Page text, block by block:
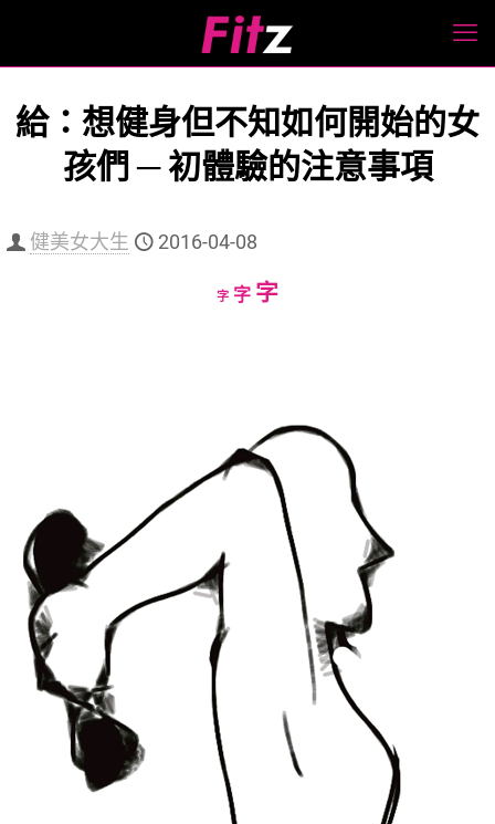
給：想健身但不知如何開始的女
孩們 ─ 初體驗的注意事項
健美女大生 2016-04-08
字Decrease
字Reset
字Increase